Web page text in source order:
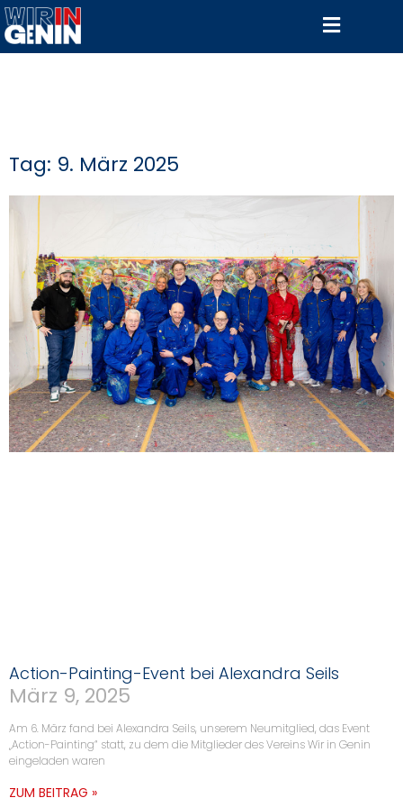
Tag: 9. März 2025
Action-Painting-Event bei Alexandra Seils
März 9, 2025
Am 6. März fand bei Alexandra Seils, unserem Neumitglied, das Event
„Action-Painting“ statt, zu dem die Mitglieder des Vereins Wir in Genin
eingeladen waren
ZUM BEITRAG »